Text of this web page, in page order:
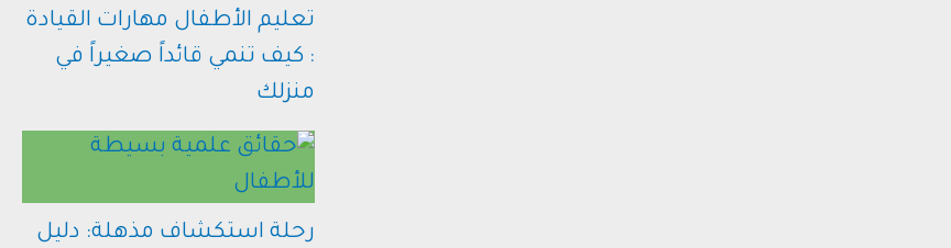
تعليم الأطفال مهارات القيادة
: كيف تنمي قائداً صغيراً في
منزلك
رحلة استكشاف مذهلة: دليل